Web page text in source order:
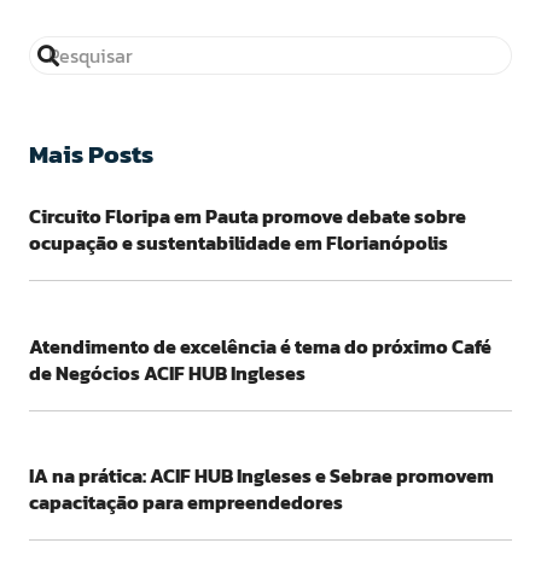
Mais Posts
Circuito Floripa em Pauta promove debate sobre
ocupação e sustentabilidade em Florianópolis
Atendimento de excelência é tema do próximo Café
de Negócios ACIF HUB Ingleses
IA na prática: ACIF HUB Ingleses e Sebrae promovem
capacitação para empreendedores